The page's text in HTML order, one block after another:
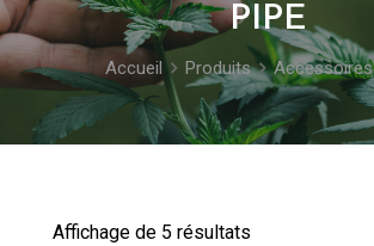
PIPE
Accueil Produits Accessoires
Affichage de 5 résultats